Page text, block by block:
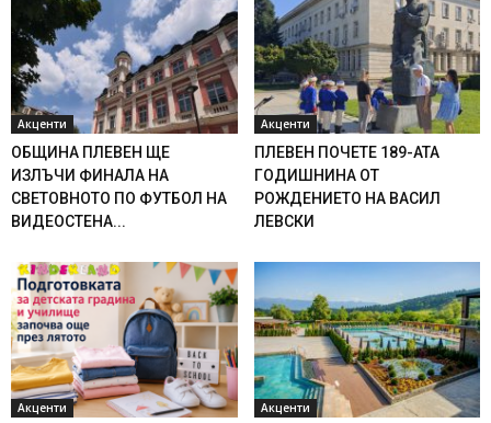
Акценти
ОБЩИНА ПЛЕВЕН ЩЕ
ИЗЛЪЧИ ФИНАЛА НА
СВЕТОВНОТО ПО ФУТБОЛ НА
ВИДЕОСТЕНА...
Акценти
ПЛЕВЕН ПОЧЕТЕ 189-АТА
ГОДИШНИНА ОТ
РОЖДЕНИЕТО НА ВАСИЛ
ЛЕВСКИ
Акценти Акценти